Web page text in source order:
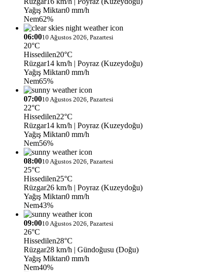
Yağış Miktarı0 mm/h
Nem62%
06:0010 Ağustos 2026, Pazartesi
20°C
Hissedilen20°C
Rüzgar14 km/h | Poyraz (Kuzeydoğu)
Yağış Miktarı0 mm/h
Nem65%
07:0010 Ağustos 2026, Pazartesi
22°C
Hissedilen22°C
Rüzgar14 km/h | Poyraz (Kuzeydoğu)
Yağış Miktarı0 mm/h
Nem56%
08:0010 Ağustos 2026, Pazartesi
25°C
Hissedilen25°C
Rüzgar26 km/h | Poyraz (Kuzeydoğu)
Yağış Miktarı0 mm/h
Nem43%
09:0010 Ağustos 2026, Pazartesi
26°C
Hissedilen28°C
Rüzgar28 km/h | Gündoğusu (Doğu)
Yağış Miktarı0 mm/h
Nem40%